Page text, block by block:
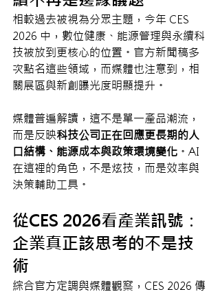
相較過去被視為分眾主題，今年 CES
2026 中，數位健康、能源管理與永續科
技被放到更核心的位置。官方新聞稿多
次點名這些領域，而媒體也注意到，相
關展區與新創曝光度明顯提升。
媒體普遍解讀，這不是單一產品潮流，
而是反映科技公司正在回應更長期的人
口結構、能源成本與政策環境變化 。AI
在這裡的角色，不是炫技，而是效率與
決策輔助工具。
從CES 2026看產業訊號：
企業真正該思考的不是技
術
綜合官方定調與媒體觀察，CES 2026 傳